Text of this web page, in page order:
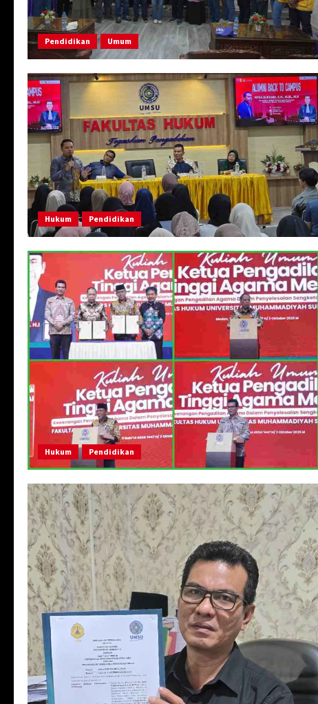
Pendidikan Umum
Hukum Pendidikan
Hukum Pendidikan